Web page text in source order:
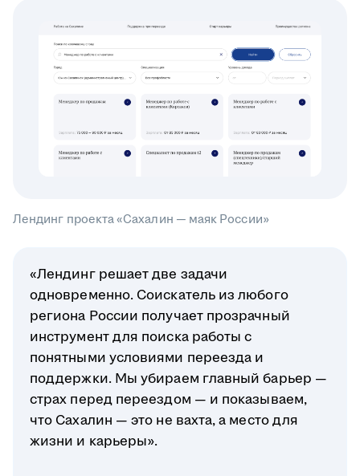
Лендинг проекта «Сахалин — маяк России»
«Лендинг решает две задачи
одновременно. Соискатель из любого
региона России получает прозрачный
инструмент для поиска работы с
понятными условиями переезда и
поддержки. Мы убираем главный барьер —
страх перед переездом — и показываем,
что Сахалин — это не вахта, а место для
жизни и карьеры».